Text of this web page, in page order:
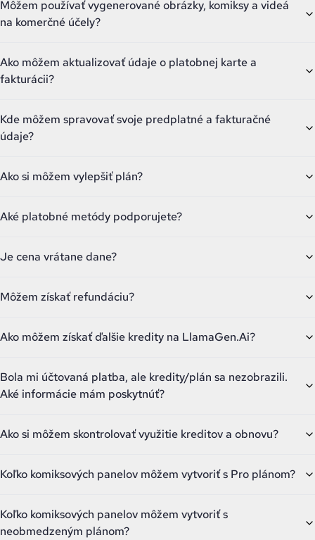
Môžem používať vygenerované obrázky, komiksy a videá
na komerčné účely?
Ako môžem aktualizovať údaje o platobnej karte a
fakturácii?
Kde môžem spravovať svoje predplatné a fakturačné
údaje?
Ako si môžem vylepšiť plán?
Aké platobné metódy podporujete?
Je cena vrátane dane?
Môžem získať refundáciu?
Ako môžem získať ďalšie kredity na LlamaGen.Ai?
Bola mi účtovaná platba, ale kredity/plán sa nezobrazili.
Aké informácie mám poskytnúť?
Ako si môžem skontrolovať využitie kreditov a obnovu?
Koľko komiksových panelov môžem vytvoriť s Pro plánom?
Koľko komiksových panelov môžem vytvoriť s
neobmedzeným plánom?